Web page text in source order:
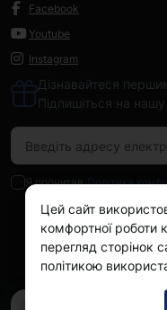
Facebook
Youtube
Instagram
Дізнавайтеся
Підпишіться на
Я прочитав Політика
Цей сайт
комфортної
перегляд сторінок
політикою